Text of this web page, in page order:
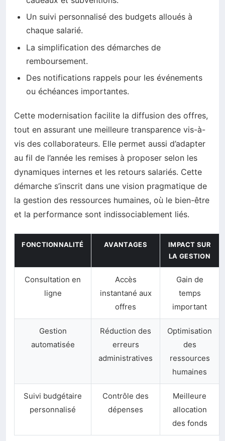
Un suivi personnalisé des budgets alloués à
chaque salarié.
La simplification des démarches de
remboursement.
Des notifications rappels pour les événements
ou échéances importantes.
Cette modernisation facilite la diffusion des offres,
tout en assurant une meilleure transparence vis-à-
vis des collaborateurs. Elle permet aussi d’adapter
au fil de l’année les remises à proposer selon les
dynamiques internes et les retours salariés. Cette
démarche s’inscrit dans une vision pragmatique de
la gestion des ressources humaines, où le bien-être
et la performance sont indissociablement liés.
FONCTIONNALITÉ AVANTAGES
IMPACT SUR
LA GESTION
Consultation en
ligne
Accès
instantané aux
offres
Gain de
temps
important
Gestion
automatisée
Réduction des
erreurs
administratives
Optimisation
des
ressources
humaines
Suivi budgétaire
personnalisé
Contrôle des
dépenses
Meilleure
allocation
des fonds